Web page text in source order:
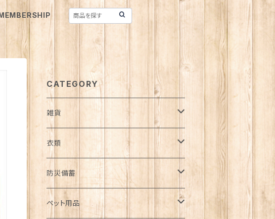
CATEGORY
雑貨
日用品雑貨
インテリア
カゴ・バスケット
服飾雑貨
帽子
キッチン雑貨
衣類
アウター
コート
トップス
防災備蓄
防災用品
ペット用品